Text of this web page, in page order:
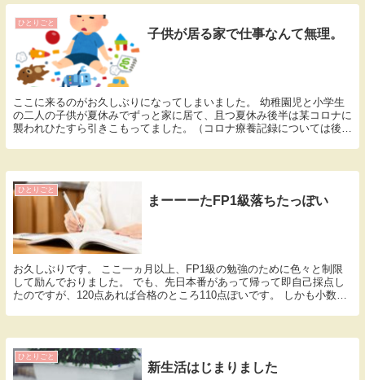
ひとりごと
子供が居る家で仕事なんて無理。
ここに来るのがお久しぶりになってしまいました。 幼稚園児と小学生
の二人の子供が夏休みでずっと家に居て、且つ夏休み後半は某コロナに
襲われひたすら引きこもってました。（コロナ療養記録については後日
ひとりごと
まーーーたFP1級落ちたっぽい
お久しぶりです。 ここ一ヵ月以上、FP1級の勉強のために色々と制限
して励んでおりました。 でも、先日本番があって帰って即自己採点し
たのですが、120点あれば合格のところ110点ぽいです。 しかも小数点
ひとりごと
新生活はじまりました